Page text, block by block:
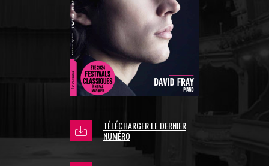
TÉLÉCHARGER LE DERNIER
NUMÉRO